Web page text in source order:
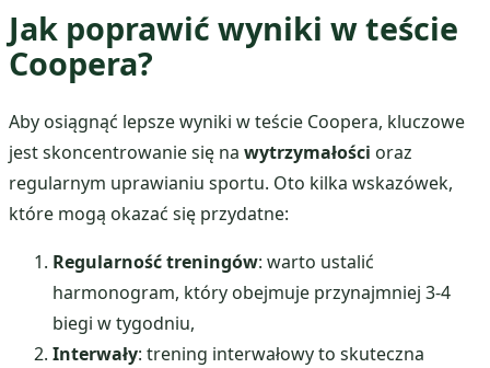
Jak poprawić wyniki w teście
Coopera?
Aby osiągnąć lepsze wyniki w teście Coopera, kluczowe
jest skoncentrowanie się na wytrzymałości oraz
regularnym uprawianiu sportu. Oto kilka wskazówek,
które mogą okazać się przydatne:
Regularność treningów: warto ustalić
harmonogram, który obejmuje przynajmniej 3-4
biegi w tygodniu,
Interwały: trening interwałowy to skuteczna